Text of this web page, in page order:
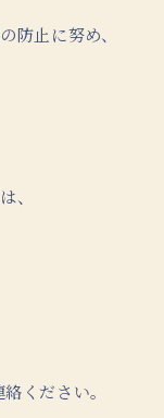
防止に努め、
、
ください。